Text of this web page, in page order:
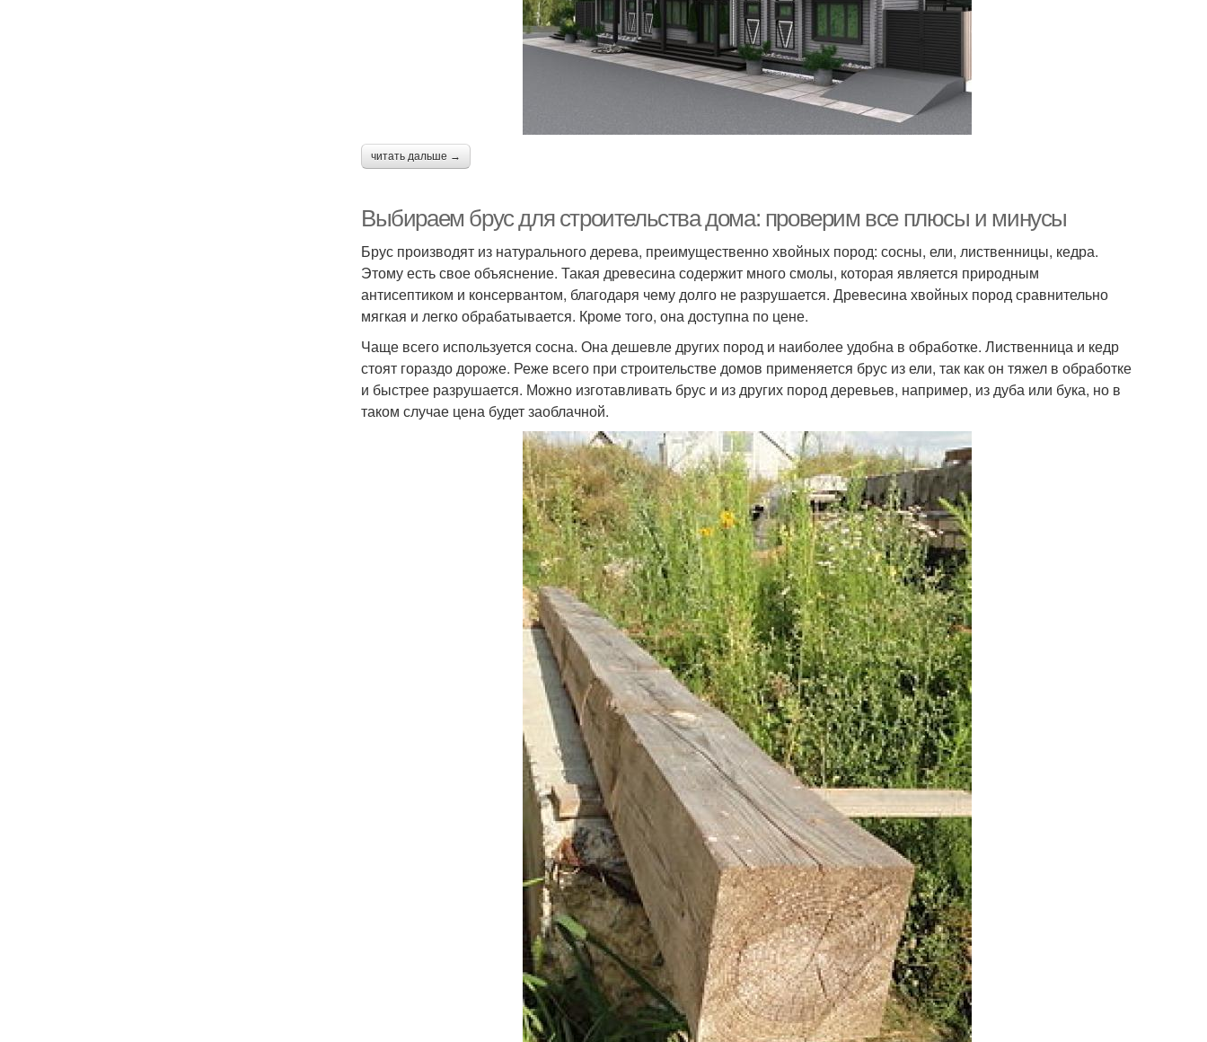
читать дальше →
Выбираем брус для строительства дома: проверим все плюсы и минусы
Брус производят из натурального дерева, преимущественно хвойных пород: сосны, ели, лиственницы, кедра.
Этому есть свое объяснение. Такая древесина содержит много смолы, которая является природным
антисептиком и консервантом, благодаря чему долго не разрушается. Древесина хвойных пород сравнительно
мягкая и легко обрабатывается. Кроме того, она доступна по цене.
Чаще всего используется сосна. Она дешевле других пород и наиболее удобна в обработке. Лиственница и кедр
стоят гораздо дороже. Реже всего при строительстве домов применяется брус из ели, так как он тяжел в обработке
и быстрее разрушается. Можно изготавливать брус и из других пород деревьев, например, из дуба или бука, но в
таком случае цена будет заоблачной.